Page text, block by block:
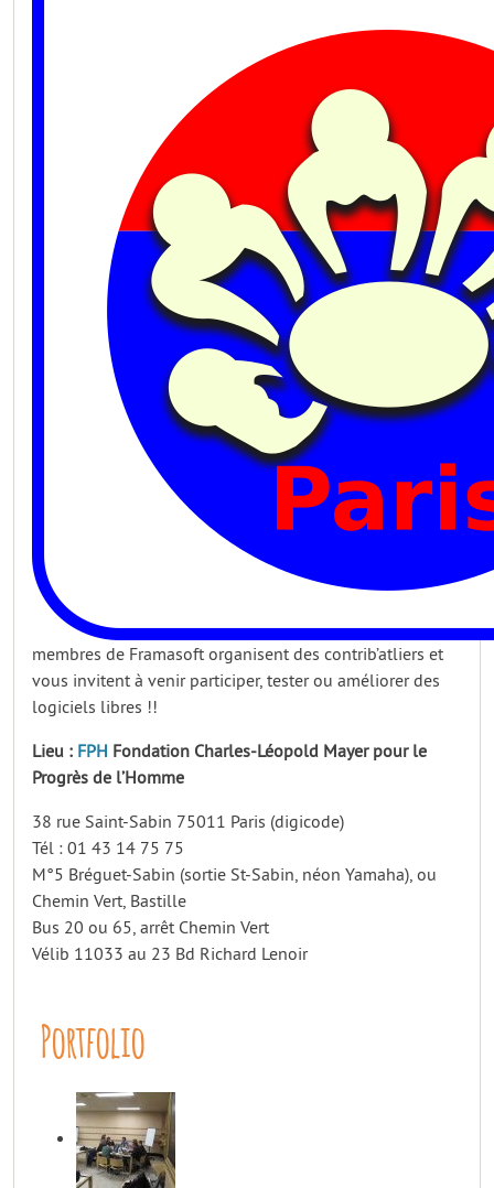
membres de Framasoft organisent des contrib’atliers et
vous invitent à venir participer, tester ou améliorer des
logiciels libres !!
Lieu : FPH Fondation Charles-Léopold Mayer pour le
Progrès de l’Homme
38 rue Saint-Sabin 75011 Paris (digicode)
Tél : 01 43 14 75 75
M°5 Bréguet-Sabin (sortie St-Sabin, néon Yamaha), ou
Chemin Vert, Bastille
Bus 20 ou 65, arrêt Chemin Vert
Vélib 11033 au 23 Bd Richard Lenoir
Portfolio